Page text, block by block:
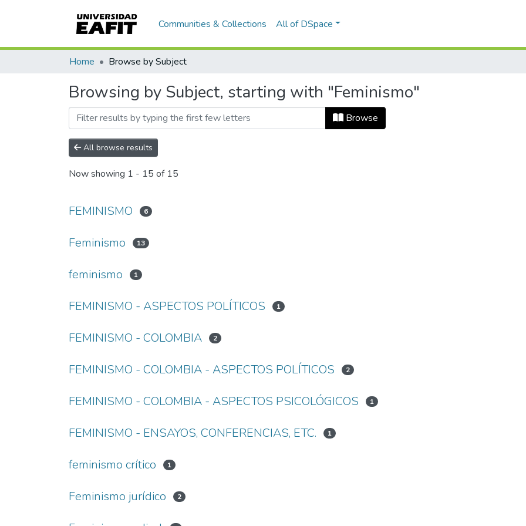
Communities & Collections All of DSpace
Home Browse by Subject
Browsing by Subject, starting with "Feminismo"
Browse
All browse results
Now showing 1 - 15 of 15
FEMINISMO 6
Feminismo 13
feminismo 1
FEMINISMO - ASPECTOS POLÍTICOS 1
FEMINISMO - COLOMBIA 2
FEMINISMO - COLOMBIA - ASPECTOS POLÍTICOS 2
FEMINISMO - COLOMBIA - ASPECTOS PSICOLÓGICOS 1
FEMINISMO - ENSAYOS, CONFERENCIAS, ETC. 1
feminismo crítico 1
Feminismo jurídico 2